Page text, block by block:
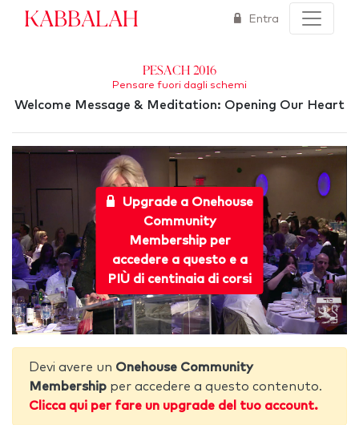
Kabbalah Entra
Pesach 2016
Pensare fuori dagli schemi
Welcome Message & Meditation: Opening Our Heart
Upgrade a Onehouse
Community
Membership per
accedere a questo e a
PIÙ di centinaia di corsi
Devi avere un Onehouse Community
Membership per accedere a questo contenuto.
Clicca qui per fare un upgrade del tuo account.